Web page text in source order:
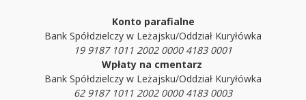
Konto parafialne
Bank Spółdzielczy w Leżajsku/Oddział Kuryłówka
19 9187 1011 2002 0000 4183 0001
Wpłaty na cmentarz
Bank Spółdzielczy w Leżajsku/Oddział Kuryłówka
62 9187 1011 2002 0000 4183 0003